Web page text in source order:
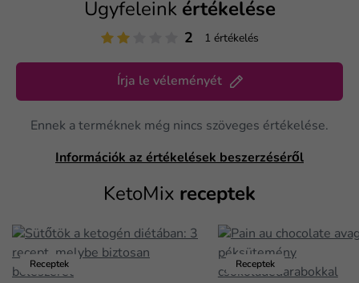
Ügyfeleink értékelése
2 1 értékelés
Írja le véleményét
Ennek a terméknek még nincs szöveges értékelése.
Információk az értékelések beszerzéséről
KetoMix receptek
Receptek Receptek